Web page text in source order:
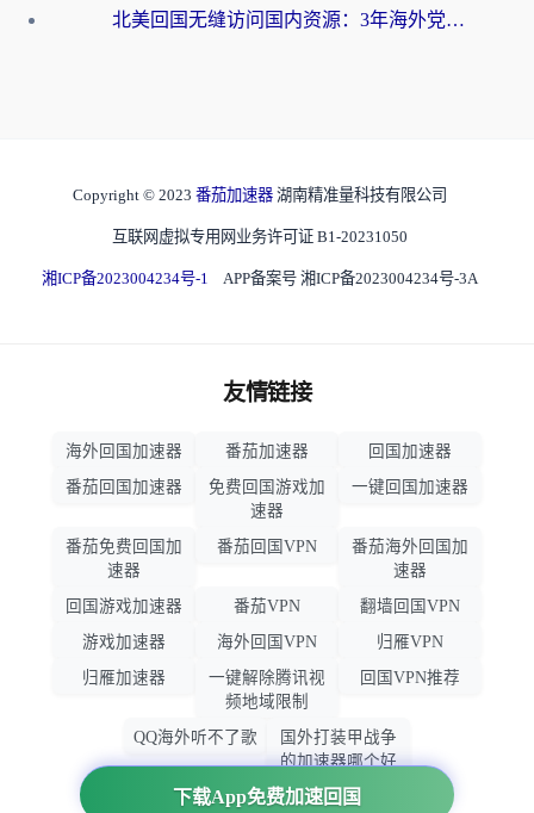
北美回国无缝访问国内资源：3年海外党亲测的加速器选择指南
下载App免费加速回国
Copyright © 2023 番茄加速器 湖南精准量科技有限公司
互联网虚拟专用网业务许可证 B1-20231050
湘ICP备2023004234号-1 APP备案号 湘ICP备2023004234号-3A
友情链接
海外回国加速器 番茄加速器
回国加速器
番茄回国加速器
免费回国游戏加
速器
一键回国加速器
番茄免费回国加
速器
番茄回国VPN
番茄海外回国加
速器
回国游戏加速器
番茄VPN
翻墙回国VPN
游戏加速器
海外回国VPN
归雁VPN
归雁加速器
一键解除腾讯视
频地域限制
回国VPN推荐
QQ海外听不了歌
国外打装甲战争
的加速器哪个好
用